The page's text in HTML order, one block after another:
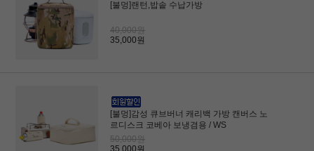
[불멍]랜턴,밥솥 수납가방
40,000원
35,000원
[불멍]감성 큐브버너 캐리백 가방 캔버스 노
르디스크 코베아 보냉겸용 / WS
50,000원
35,000원